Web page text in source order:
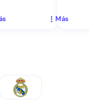
Más